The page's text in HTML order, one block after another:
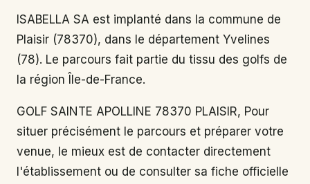
ISABELLA SA est implanté dans la commune de
Plaisir (78370), dans le département Yvelines
(78). Le parcours fait partie du tissu des golfs de
la région Île-de-France.
GOLF SAINTE APOLLINE 78370 PLAISIR, Pour
situer précisément le parcours et préparer votre
venue, le mieux est de contacter directement
l'établissement ou de consulter sa fiche officielle